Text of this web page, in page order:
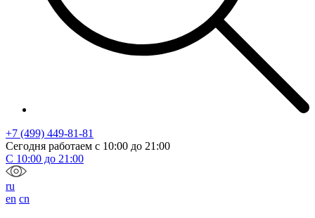
+7 (499) 449-81-81
Сегодня работаем с 10:00 до 21:00
С 10:00 до 21:00
ru
en cn